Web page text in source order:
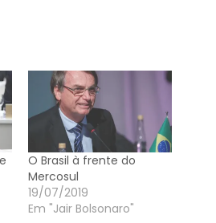
O Brasil à frente do
Mercosul
19/07/2019
Em "Jair Bolsonaro"